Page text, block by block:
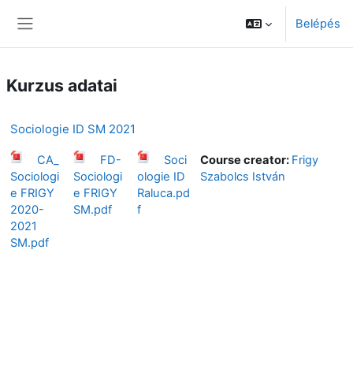
Belépés
Kurzus adatai
Sociologie ID SM 2021
CA_
Sociologi
e FRIGY
2020-
2021
SM.pdf
FD-
Sociologi
e FRIGY
SM.pdf
Soci
ologie ID
Raluca.pd
f
Course creator: Frigy
Szabolcs István